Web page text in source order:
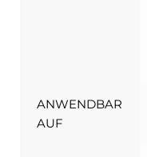
ANWENDBAR
AUF